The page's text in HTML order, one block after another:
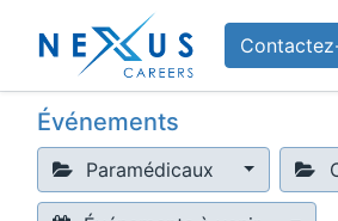
Événements
Paramédicaux